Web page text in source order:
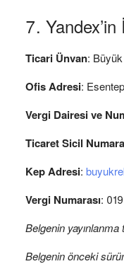
7.
Ticari Ünvan:
Ofis Adresi:
Vergi Dairesi ve
Ticaret Sicil
Kep Adresi:
Vergi Numarası:
Belgenin
Belgenin önceki